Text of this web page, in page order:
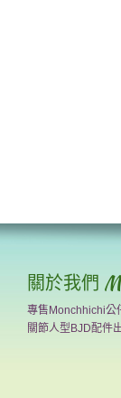
關於我們
專售Monchhichi公
關節人型BJD配件